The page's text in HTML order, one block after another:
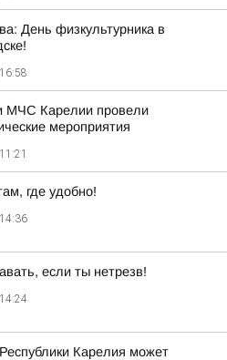
День физкультурника в
МЧС Карелии провели
мероприятия
где удобно!
если ты нетрезв!
Карелия может